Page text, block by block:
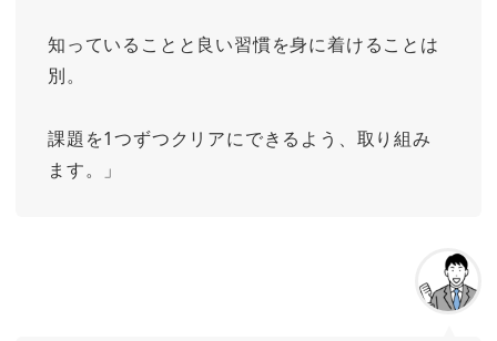
知っていることと良い習慣を身に着けることは
別。
課題を1つずつクリアにできるよう、取り組み
ます。」